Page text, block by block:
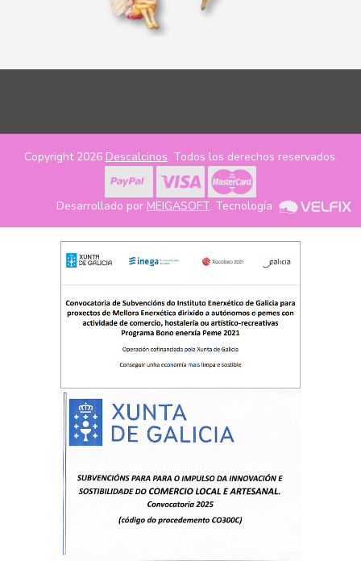
Copyright 2026 Descalcinos. Todos los derechos reservados.
Desarrollado por MEIGASOFT. Tecnología